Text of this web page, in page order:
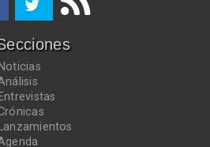
Noticias
Entrevistas
Lanzamientos